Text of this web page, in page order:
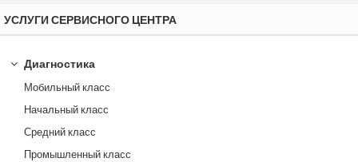
УСЛУГИ СЕРВИСНОГО ЦЕНТРА
Диагностика
Мобильный класс
Начальный класс
Средний класс
Промышленный класс